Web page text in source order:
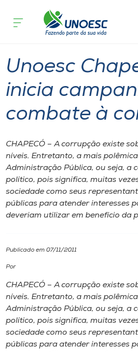
Cursos
Pesquisa
Atendimento ao Estudante
Portal de Ensino
A
Unoesc
Internacionalização
Cultura
CPA
acontece
Unoesc
inicia
combate à
CHAPECÓ – A corrupção existe
níveis. Entretanto, a mais
Administração Pública, ou seja, a
político, pois significa, muitas
sociedade como seus
públicas para atender interesses
deveriam utilizar em benefício da
Publicado em 07/11/2011
Por
CHAPECÓ – A corrupção existe
níveis. Entretanto, a mais
Administração Pública, ou seja, a
político, pois significa, muitas
sociedade como seus
públicas para atender interesses